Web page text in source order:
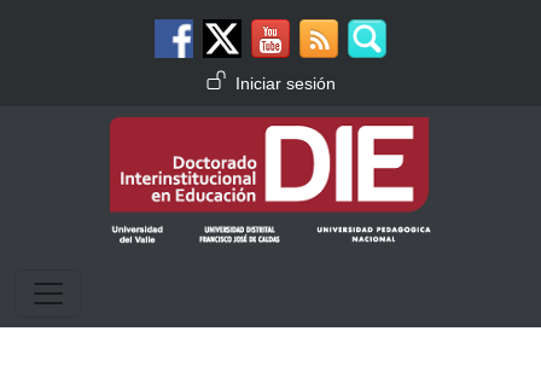
Menú de cuenta de usuario
Iniciar sesión